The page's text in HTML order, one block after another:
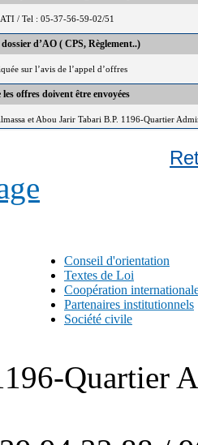
/ Tel : 05-37-56-59-02/51
d’AO ( CPS, Règlement..)
sur l’avis de l’appel d’offres
offres doivent être envoyées
et Abou Jarir Tabari B.P. 1196-Quartier
Conseil d'orientation
Textes de Loi
Coopération
Partenaires institutionnels
Société civile
Quartier